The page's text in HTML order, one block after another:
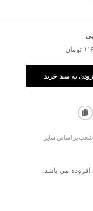
به سبد خرید
شعب بر اساس سایز